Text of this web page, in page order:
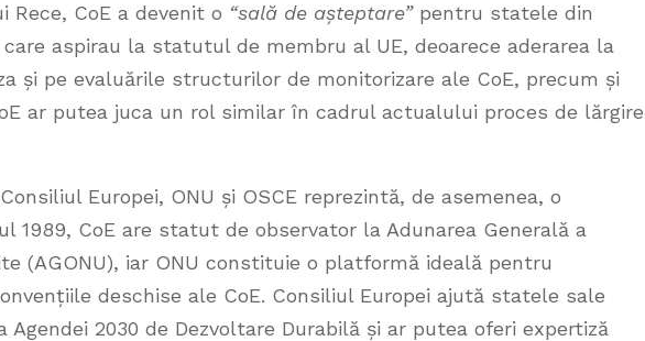
Rece, CoE a devenit o “sală de așteptare” pentru statele din
aspirau la statutul de membru al UE, deoarece aderarea la
și pe evaluările structurilor de monitorizare ale CoE, precum și
ar putea juca un rol similar în cadrul actualului proces de lărgire
Europei, ONU și OSCE reprezintă, de asemenea, o
1989, CoE are statut de observator la Adunarea Generală a
(AGONU), iar ONU constituie o platformă ideală pentru
deschise ale CoE. Consiliul Europei ajută statele sale
2030 de Dezvoltare Durabilă și ar putea oferi expertiză